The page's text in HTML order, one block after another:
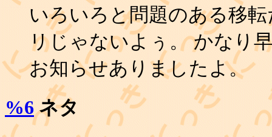
いろいろと問題のある移
リじゃないよぅ。 かなり
お知らせありましたよ。
%6ネタ